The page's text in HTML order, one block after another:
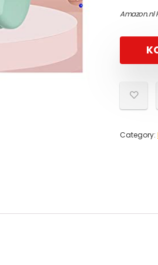
Amazon.nl
Category: